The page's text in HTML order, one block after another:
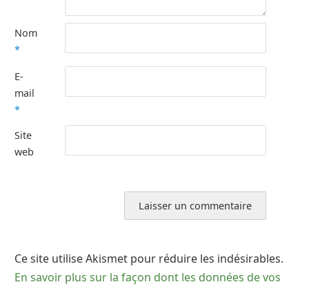
Nom
*
E-
mail
*
Site
web
Ce site utilise Akismet pour réduire les indésirables.
En savoir plus sur la façon dont les données de vos